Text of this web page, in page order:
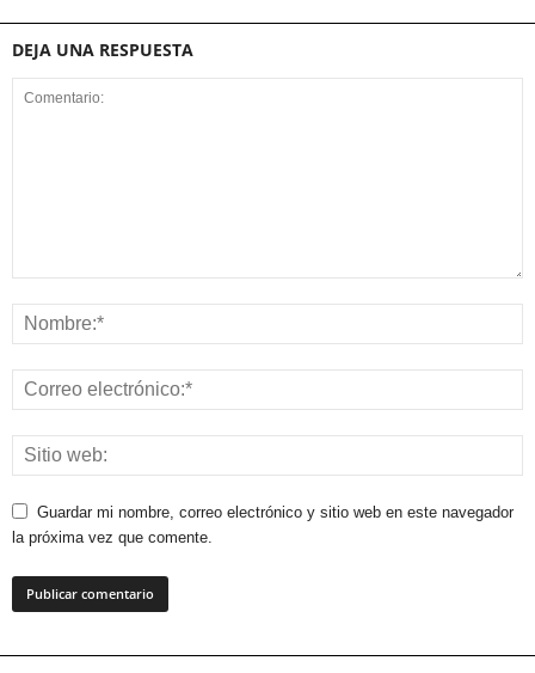
DEJA UNA RESPUESTA
Guardar mi nombre, correo electrónico y sitio web en este navegador
la próxima vez que comente.